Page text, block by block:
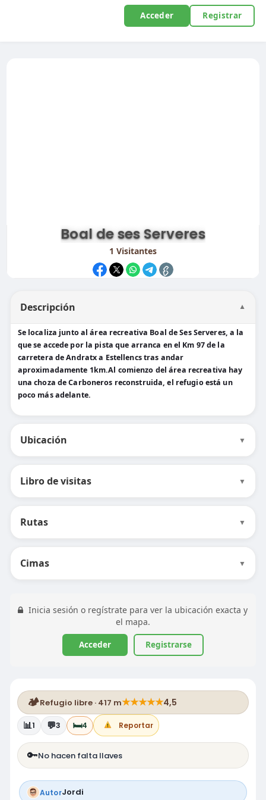
Acceder Registrar
Boal de ses Serveres
1 Visitantes
Descripción ▼
Se localiza junto al área recreativa Boal de Ses Serveres, a la
que se accede por la pista que arranca en el Km 97 de la
carretera de Andratx a Estellencs tras andar
aproximadamente 1km.Al comienzo del área recreativa hay
una choza de Carboneros reconstruida, el refugio está un
poco más adelante.
Ubicación ▼
Libro de visitas ▼
Rutas ▼
Cimas ▼
Inicia sesión o regístrate para ver la ubicación exacta y
el mapa.
Acceder Registrarse
🏕️Refugio libre · 417 m★★★★★4,5
📊1 💬3 🛏️4 Reportar
🔑No hacen falta llaves
AutorJordi